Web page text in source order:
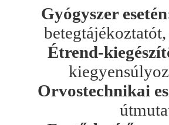
Gyógyszer
Étrend-
Orvostechnikai